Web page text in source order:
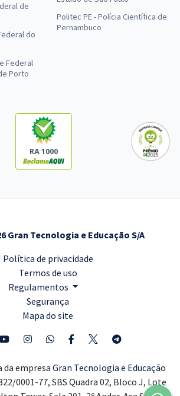
de
do
Federal
Porto
Politec PE - Polícia Científica de
Pernambuco
RA 1000
Gran Tecnologia e Educação S/A
Política de privacidade
Termos de uso
Regulamentos
Segurança
Mapa do site
da empresa Gran Tecnologia e Educação
0001-77, SBS Quadra 02, Bloco J, Lote